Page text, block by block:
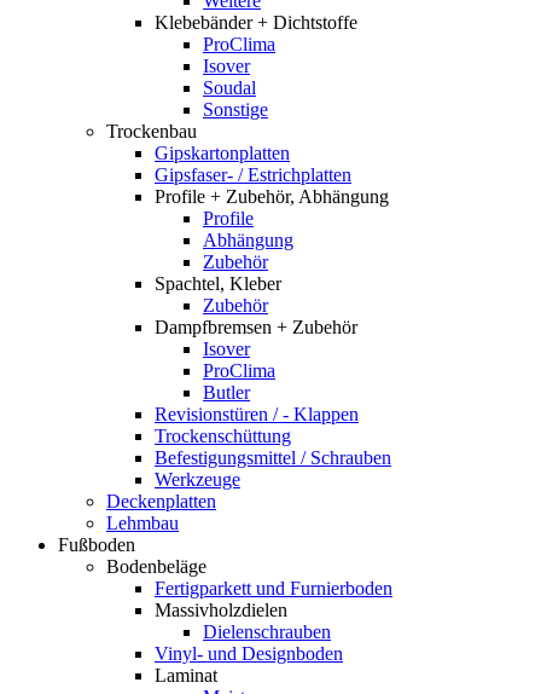
Klebebänder + Dichtstoffe
ProClima
Isover
Soudal
Sonstige
Trockenbau
Gipskartonplatten
Gipsfaser- / Estrichplatten
Profile + Zubehör, Abhängung
Profile
Abhängung
Zubehör
Spachtel, Kleber
Zubehör
Dampfbremsen + Zubehör
Isover
ProClima
Butler
Revisionstüren / - Klappen
Trockenschüttung
Befestigungsmittel / Schrauben
Werkzeuge
Deckenplatten
Lehmbau
Fußboden
Bodenbeläge
Fertigparkett und Furnierboden
Massivholzdielen
Dielenschrauben
Vinyl- und Designboden
Laminat